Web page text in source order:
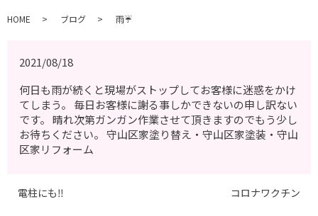
HOME ブログ 雨☔️
2021/08/18
何日も雨が続くと現場がストップしてお客様に迷惑をかけ
てしまう。 毎日お客様に謝る事しかできないの申し訳ない
です。 晴れ次第ガンガン作業させて頂きますのでもう少し
お待ちください。 守山区家塗り替え・守山区家塗装・守山
区家リフォーム
電柱にも‼️ コロナワクチン